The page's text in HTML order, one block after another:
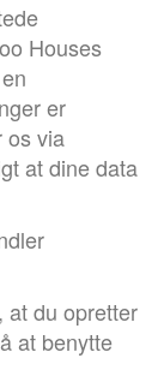
Houses
er
os via
at dine data
at du opretter
at benytte